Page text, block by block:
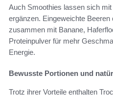
Auch Smoothies lassen sich
ergänzen. Eingeweichte Beeren
zusammen mit Banane,
Proteinpulver für mehr
Energie.
Bewusste Portionen und
Trotz ihrer Vorteile enthalten